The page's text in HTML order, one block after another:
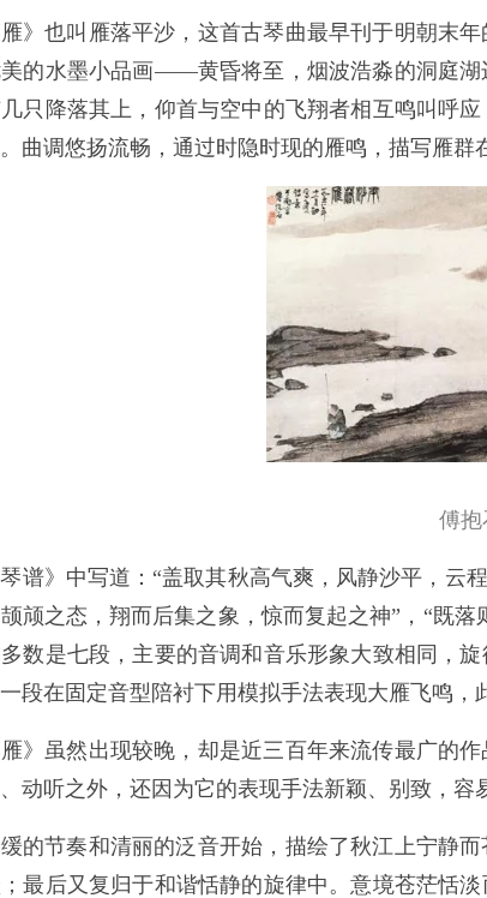
雁》也叫雁落平沙，这首古琴曲最早刊于明朝末
的水墨小品画——黄昏将至，烟波浩淼的洞庭
只降落其上，仰首与空中的飞翔者相互鸣叫呼
曲调悠扬流畅，通过时隐时现的雁鸣，描写雁群
傅抱
琴谱》中写道：“盖取其秋高气爽，风静沙平，
颃之态，翔而后集之象，惊而复起之神”，“既
数是七段，主要的音调和音乐形象大致相同，
段在固定音型陪衬下用模拟手法表现大雁飞鸣，
雁》虽然出现较晚，却是近三百年来流传最广的
动听之外，还因为它的表现手法新颖、别致，容
的节奏和清丽的泛音开始，描绘了秋江上宁静
最后又复归于和谐恬静的旋律中。意境苍茫恬